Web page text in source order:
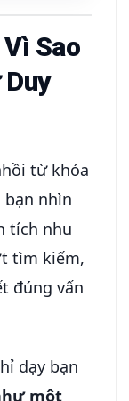
Vì Sao
từ khóa
bạn nhìn
tích nhu
tìm kiếm,
đúng vấn
dạy bạn
một